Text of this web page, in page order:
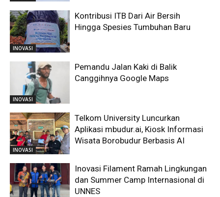
INOVASI
Kontribusi ITB Dari Air Bersih
Hingga Spesies Tumbuhan Baru
INOVASI
Pemandu Jalan Kaki di Balik
Canggihnya Google Maps
INOVASI
Telkom University Luncurkan
Aplikasi mbudur.ai, Kiosk Informasi
Wisata Borobudur Berbasis AI
Inovasi Filament Ramah Lingkungan
dan Summer Camp Internasional di
UNNES